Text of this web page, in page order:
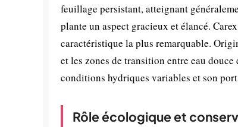
feuillage persistant, atteignant
plante un aspect gracieux et élancé.
caractéristique la plus remarquable.
et les zones de transition entre eau
conditions hydriques variables et son
Rôle écologique et